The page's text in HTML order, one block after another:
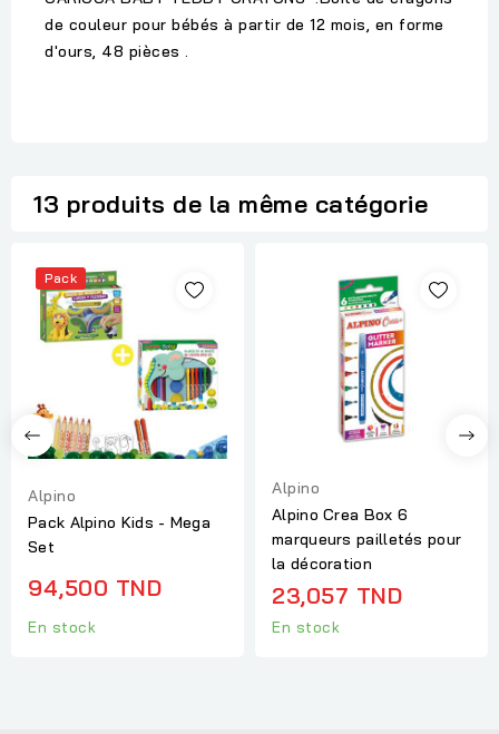
de couleur pour bébés à partir de 12 mois, en forme
d'ours, 48 ​​pièces .
13 produits de la même catégorie
Pack
Alpino
Pack Alpino Kids - Mega
Set
94,500 TND
En stock
Alpino
Alpino Crea Box 6
marqueurs pailletés pour
la décoration
23,057 TND
En stock